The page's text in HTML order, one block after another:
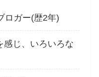
ロガー(歴2年)
感じ、いろいろな